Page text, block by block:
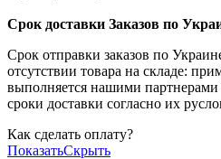
Срок доставки Заказов по
Срок отправки заказов по
отсутствии товара на складе:
выполняется нашими
сроки доставки согласно их
Как сделать оплату?
ПоказатьСкрыть